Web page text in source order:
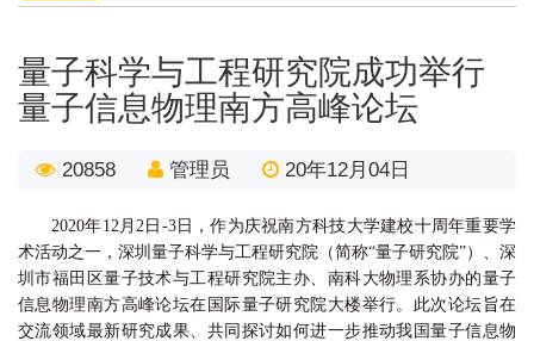
量子科学与工程研究院成功举行
量子信息物理南方高峰论坛
20858 管理员 20年12月04日
2020年12月2日-3日，作为庆祝南方科技大学建校十周年重要学
术活动之一，深圳量子科学与工程研究院（简称“量子研究院”）、深
圳市福田区量子技术与工程研究院主办、南科大物理系协办的量子
信息物理南方高峰论坛在国际量子研究院大楼举行。此次论坛旨在
交流领域最新研究成果、共同探讨如何进一步推动我国量子信息物